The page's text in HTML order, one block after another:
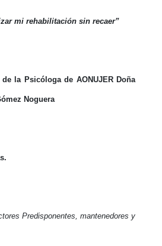
mi rehabilitación sin recaer”
la Psicóloga de AONUJER Doña
Noguera
Predisponentes, mantenedores y